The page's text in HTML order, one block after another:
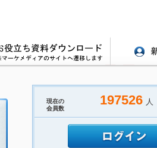
現在の
会員数
197526 人